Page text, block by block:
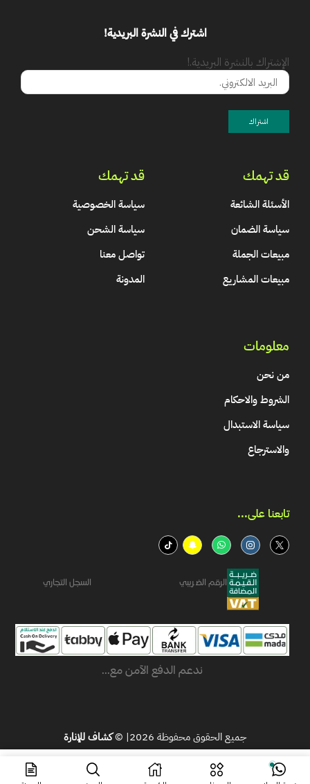
103.42 اشتر الآن
اشترك في النشرة البريدية!
الإشتراك بالنشرة البريدية.!
قد تهمك
الأسئلة الشائعة
سياسة الضمان
مبيعات الجملة
مبيعات المشاريع
قد تهمك
سياسة الخصوصية
سياسة الشحن
تواصل معنا
المدونة
معلومات
من نحن
الشروط والاحكام
سياسة الاستبدال
والاسترجاع
تابعنا على...​
الرقم الضريبي السجل التجاري
ندعم الدفع الآمن مع...
جميع الحقوق محفوظة 2026| © كشاف للإنارة